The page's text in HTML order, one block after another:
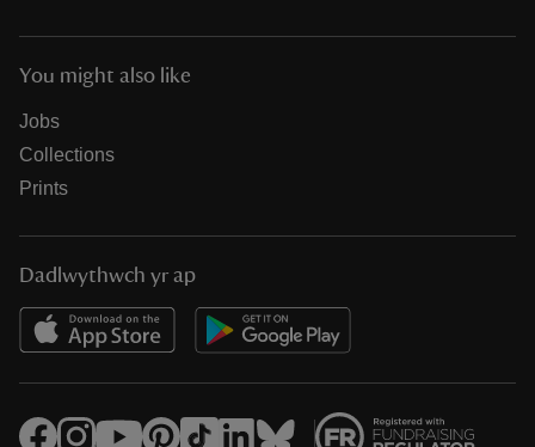
You might also like
Jobs
Collections
Prints
Dadlwythwch yr ap